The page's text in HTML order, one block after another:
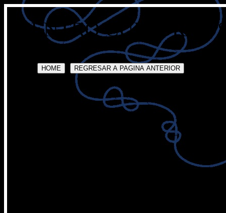
CENTRO
HOME REGRESAR A PAGINA ANTERIOR